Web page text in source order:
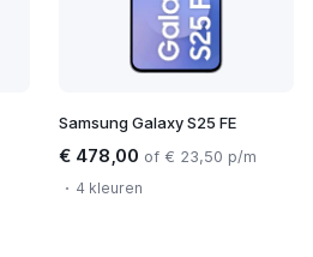
Samsung Galaxy S25 FE
€ 478,00 of € 23,50 p/m
4 kleuren